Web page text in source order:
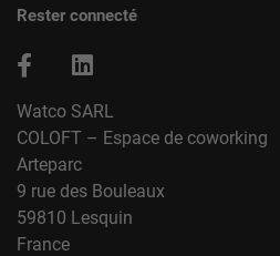
Rester connecté
Watco SARL
COLOFT – Espace de coworking
Arteparc
9 rue des Bouleaux
59810 Lesquin
France